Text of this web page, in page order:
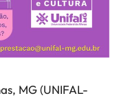
MG (UNIFAL-